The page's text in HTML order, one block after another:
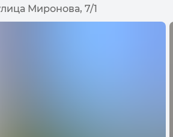
Миронова, 7/1